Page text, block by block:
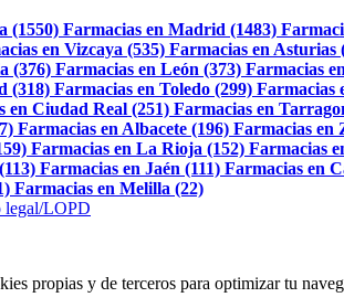
(1550) Farmacias en Madrid (1483)
en Vizcaya (535) Farmacias en Asturias
(376) Farmacias en León (373) Farmacias
(318) Farmacias en Toledo (299) Farmacias
en Ciudad Real (251) Farmacias en
Farmacias en Albacete (196) Farmacias en
Farmacias en La Rioja (152) Farmacias
Farmacias en Jaén (111) Farmacias en
Farmacias en Melilla (22)
legal/LOPD
propias y de terceros para optimizar tu